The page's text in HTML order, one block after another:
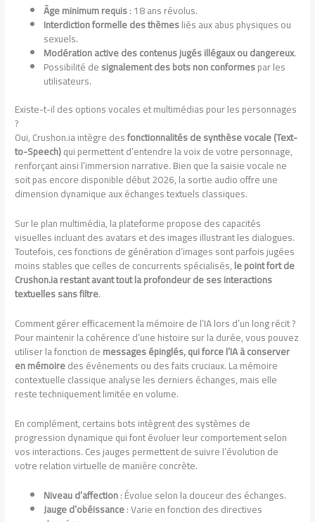
Âge minimum requis: 18 ans révolus.
Interdiction formelle des thèmesliés aux abus physiques ou
sexuels.
Modération active des contenus jugés illégaux ou dangereux.
Possibilité designalement des bots non conformespar les
utilisateurs.
Existe-t-il des options vocales et multimédias pour les personnages
?
Oui, Crushon.ia intègre desfonctionnalités de synthèse vocale (Text-
to-Speech)qui permettent d’entendre la voix de votre personnage,
renforçant ainsi l’immersion narrative. Bien que la saisie vocale ne
soit pas encore disponible début 2026, la sortie audio offre une
dimension dynamique aux échanges textuels classiques.
Sur le plan multimédia, la plateforme propose des capacités
visuelles incluant des avatars et des images illustrant les dialogues.
Toutefois, ces fonctions de génération d’images sont parfois jugées
moins stables que celles de concurrents spécialisés,le point fort de
Crushon.ia restant avant tout la profondeur de ses interactions
textuelles sans filtre.
Comment gérer efficacement la mémoire de l’IA lors d’un long récit ?
Pour maintenir la cohérence d’une histoire sur la durée, vous pouvez
utiliser la fonction demessages épinglés, qui force l’IA à conserver
en mémoiredes événements ou des faits cruciaux. La mémoire
contextuelle classique analyse les derniers échanges, mais elle
reste techniquement limitée en volume.
En complément, certains bots intègrent des systèmes de
progression dynamique qui font évoluer leur comportement selon
vos interactions. Ces jauges permettent de suivre l’évolution de
votre relation virtuelle de manière concrète.
Niveau d’affection: Évolue selon la douceur des échanges.
Jauge d’obéissance: Varie en fonction des directives